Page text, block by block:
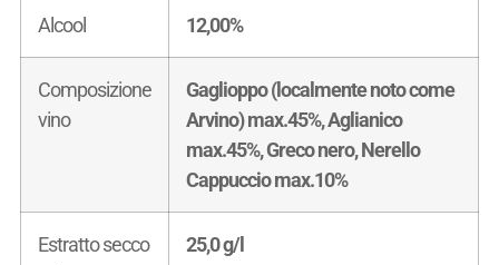
Alcool 12,00%
Composizione
vino
Gaglioppo (localmente noto come
Arvino) max.45%, Aglianico
max.45%, Greco nero, Nerello
Cappuccio max.10%
Estratto secco
25,0 g/l